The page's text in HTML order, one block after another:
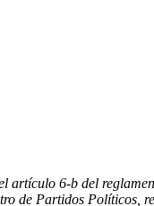
artículo 6-b del
de Partidos Políticos,